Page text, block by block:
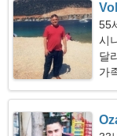
55
시
달
가